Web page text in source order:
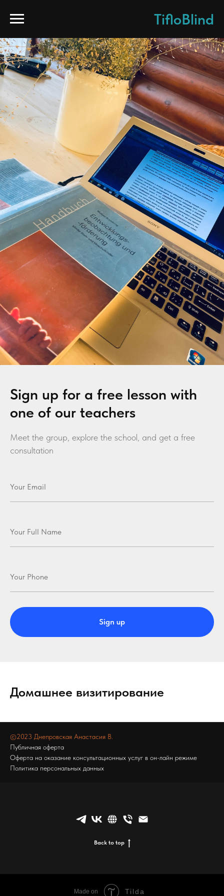
TifloBlind
Sign up for a free lesson with
one of our teachers
Meet the group, explore the school, and get a free
consultation
Sign up
Домашнее визитирование
©2023 Днепровская Анастасия В.
Публичная оферта
Оферта на оказание консультационных услуг в он-лайн режиме
Политика персональных данных
Back to top
Made on Tilda